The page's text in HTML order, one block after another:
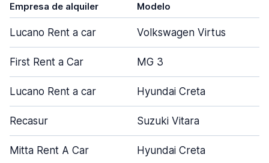
Empresa de alquiler Modelo
Lucano Rent a car Volkswagen Virtus
First Rent a Car MG 3
Lucano Rent a car Hyundai Creta
Recasur Suzuki Vitara
Mitta Rent A Car Hyundai Creta